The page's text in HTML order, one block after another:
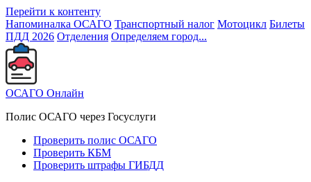
Перейти к контенту
Напоминалка ОСАГО Транспортный налог Мотоцикл Билеты
ПДД 2026 Отделения Определяем город...
ОСАГО Онлайн
Полис ОСАГО через Госуслуги
Проверить полис ОСАГО
Проверить КБМ
Проверить штрафы ГИБДД